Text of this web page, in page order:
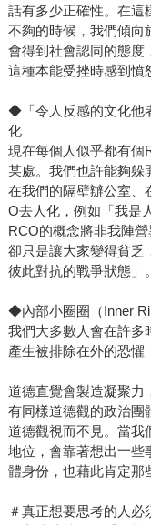
話有多少正確性。在這
不夠的時候，我們傾向
會得到社會認同的態
這種本能受挫時感到憤
◆「令人反感的文化他
化
現在每個人似乎都有個
某處。我們也許能夠躲
在我們的隔壁辦公室、
O去人化，例如「我是
RCO的概念將非我陣
卻只是讓大家變得貧乏
彼此對抗的戰爭狀態」
◆內部小圈圈（Inner
我們大多數人會在許多
產生被排除在外的恐懼
道德直覺會製造凝聚力
有同樣道德觀的政治團
道德觀視而不見。當我
地位，會靠著想出一些
體身份，也藉此肯定那
＃真正想要思考的人必